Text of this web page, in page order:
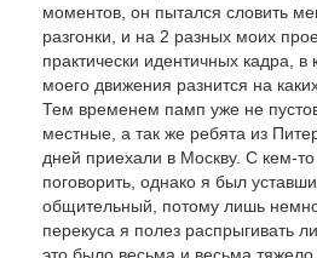
моментов, он пытался словить
разгонки, и на 2 разных моих
практически идентичных кадра, в
моего движения разнится на
Тем временем памп уже не
местные, а так же ребята из
дней приехали в Москву. С кем-
поговорить, однако я был
общительный, потому лишь
перекуса я полез распрыгивать